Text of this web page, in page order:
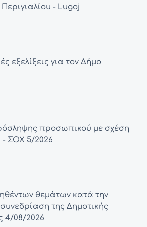
- Lugoj
εξελίξεις για τον Δήμο
προσωπικού με σχέση
- ΣΟΧ 5/2026
θεμάτων κατά την
της Δημοτικής
4/08/2026